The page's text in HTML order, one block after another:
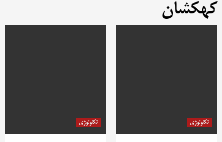
کهکشان
تکنولوژی تکنولوژی